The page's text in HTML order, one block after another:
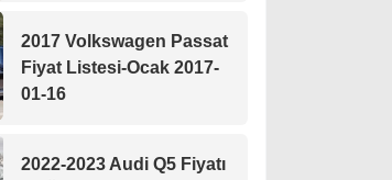
2017 Volkswagen Passat
Fiyat Listesi-Ocak 2017-
01-16
2022-2023 Audi Q5 Fiyatı